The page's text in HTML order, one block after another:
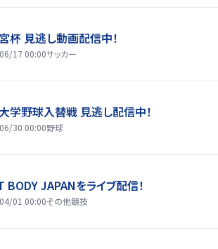
杯 見逃し動画配信中！
17 00:00サッカー
学野球入替戦 見逃し配信中！
30 00:00野球
BODY JAPANをライブ配信！
01 00:00その他競技